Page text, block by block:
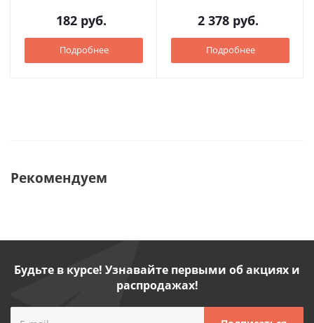
182 руб.
Подробнее
2 378руб.
Подробнее
Рекомендуем
Будьте в курсе! Узнавайте первыми об акциях и
распродажах!